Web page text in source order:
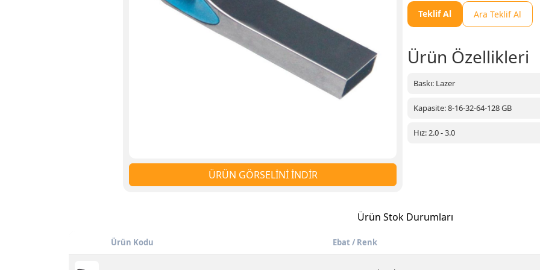
ÜRÜN GÖRSELİNİ İNDİR
Teklif Al Ara Teklif Al
Ürün Özellikleri
Baskı: Lazer
Kapasite: 8-16-32-64-128 GB
Hız: 2.0 - 3.0
Ürün Stok Durumları
Ürün Kodu Ebat / Renk